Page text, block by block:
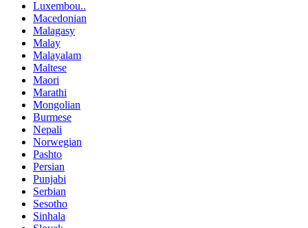
Luxembou..
Macedonian
Malagasy
Malay
Malayalam
Maltese
Maori
Marathi
Mongolian
Burmese
Nepali
Norwegian
Pashto
Persian
Punjabi
Serbian
Sesotho
Sinhala